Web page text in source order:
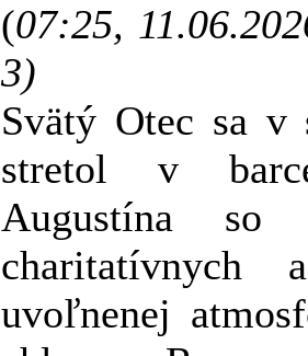
(07:25,
3)
Svätý Otec sa v
stretol v
Augustína so
uvoľnenej